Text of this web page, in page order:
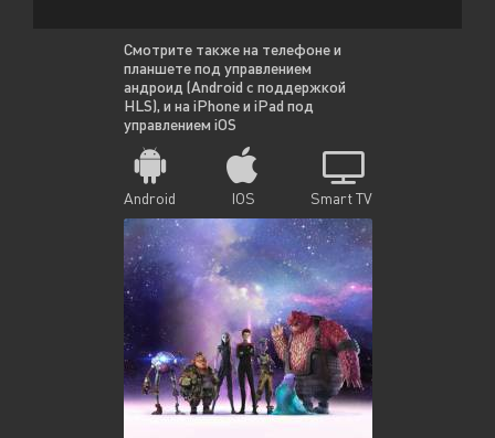
Смотрите также на телефоне и
планшете под управлением
андроид (Android с поддержкой
HLS), и на iPhone и iPad под
управлением iOS
Android IOS Smart TV